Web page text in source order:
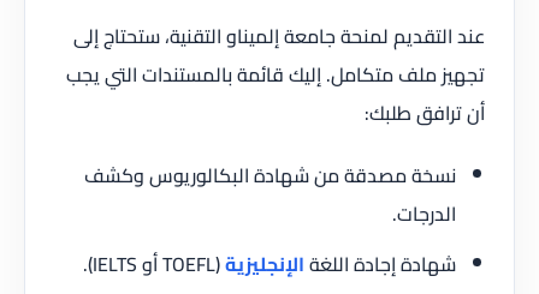
عند التقديم لمنحة جامعة إلميناو التقنية، ستحتاج إلى
تجهيز ملف متكامل. إليك قائمة بالمستندات التي يجب
أن ترافق طلبك:
نسخة مصدقة من شهادة البكالوريوس وكشف
الدرجات.
شهادة إجادة اللغةالإنجليزية(TOEFL أو IELTS).